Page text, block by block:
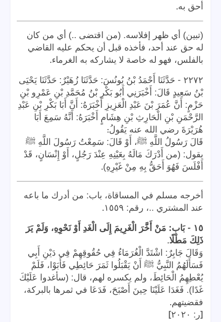
أحق به.
(تبين) أي ظهر إفلاسه. (من اقتضى ..) أي من كان
له حق عند أحد، فأخذه قبل أن يحكم عليه القاضي
بالفلس، فهو له خاصة لا يشاركه به الغرماء.
٢٢٧٢ - حَدَّثَنَا أَحْمَدُ بْنُ يُونُسَ: حَدَّثَنَا زُهَيْرٌ: حَدَّثَنَا يَحْيَى
بْنُ سَعِيدٍ قَالَ: أَخْبَرَنِي أَبُو بَكْرِ بْنُ مُحَمَّدِ بْنِ عَمْرِو بْنِ
حَزْمٍ: أَنَّ عُمَرَ بْنَ عَبْدِ الْعَزِيزِ أَخْبَرَهُ: أَنَّ أَبَا بَكْرِ بْنِ عَبْدِ
الرَّحْمَنِ بْنِ الْحَارِثِ بْنِ هِشَامٍ أَخْبَرَهُ: أَنَّهُ سَمِعَ أَبَا
هُرَيْرَةَ رضي الله عنه يَقُولُ:
قَالَ رَسُولُ اللَّهِ ﷺ، أَوْ قَالَ: سَمِعْتُ رَسُولَ اللَّهِ ﷺ
يقول: (من أَدْرَكَ مَالَهُ بِعَيْنِهِ عِنْدَ رَجُلٍ، أَوْ إِنْسَانٍ، قَدْ
أَفْلَسَ فَهُوَ أَحَقُّ بِهِ مِنْ غَيْرِهِ).
أخرجه مسلم في المساقاة، باب: من أدرك ما باعه
عند المشتري ..، رقم: ١٥٥٩
.
١٥ -بَاب: مَنْ أَخَّرَ الْغَرِيمَ إِلَى الْغَدِ أَوْ نَحْوِهِ، وَلَمْ يَرَ
ذَلِكَ مَطْلًا.
وَقَالَ جَابِرٌ: اشْتَدَّ الْغُرَمَاءُ فِي حُقُوقِهِمْ فِي دَيْنِ أَبِي
فَسَأَلَهُمُ النَّبِيُّ ﷺ أَنْ يَقْبَلُوا ثَمَرَ حَائِطِي فَأَبَوْا، فَلَمْ
يُعْطِهِمُ الْحَائِطَ، ولم يكسره لهم، قال: (سأغدوا عَلَيْكَ
غَدًا). فَغَدَا عَلَيْنَا حِينَ أَصْبَحَ، فَدَعَا في ثمرها بالبركة،
فقضيتهم.
[ر: ٢٠٢٠ ]